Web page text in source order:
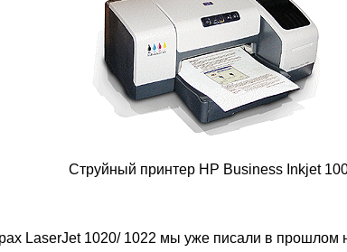
Струйный принтер HP Business Inkjet
LaserJet 1020/ 1022 мы уже писали в прошлом